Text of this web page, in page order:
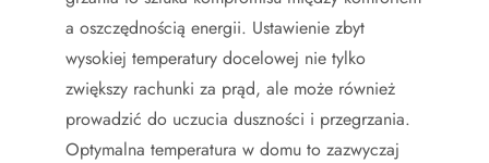
a oszczędnością energii. Ustawienie zbyt
wysokiej temperatury docelowej nie tylko
zwiększy rachunki za prąd, ale może również
prowadzić do uczucia duszności i przegrzania.
Optymalna temperatura w domu to zazwyczaj